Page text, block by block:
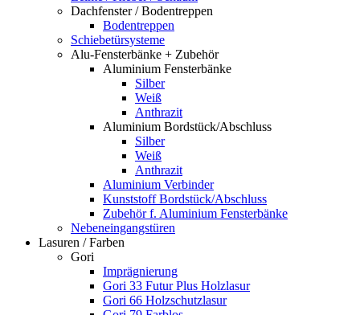
Dachfenster / Bodentreppen
Bodentreppen
Schiebetürsysteme
Alu-Fensterbänke + Zubehör
Aluminium Fensterbänke
Silber
Weiß
Anthrazit
Aluminium Bordstück/Abschluss
Silber
Weiß
Anthrazit
Aluminium Verbinder
Kunststoff Bordstück/Abschluss
Zubehör f. Aluminium Fensterbänke
Nebeneingangstüren
Lasuren / Farben
Gori
Imprägnierung
Gori 33 Futur Plus Holzlasur
Gori 66 Holzschutzlasur